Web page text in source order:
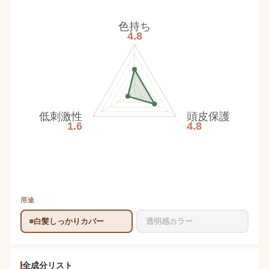
色持ち
4.8
頭皮保護
4.8
低刺激性
1.6
用途
白髪しっかりカバー 透明感カラー
全成分リスト